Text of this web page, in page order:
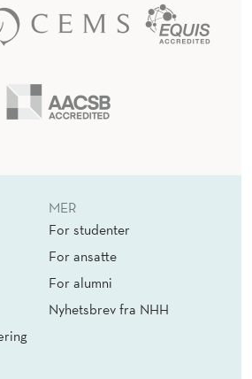
MER
For studenter
For ansatte
For alumni
Nyhetsbrev fra NHH